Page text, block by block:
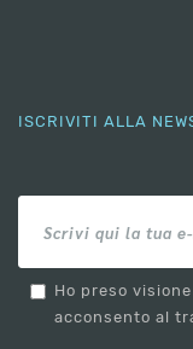
ISCRIVITI ALLA
Ho preso
acconsento al